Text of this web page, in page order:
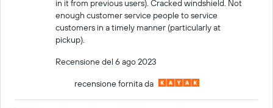
in it from previous users). Cracked windshield. Not
enough customer service people to service
customers in a timely manner (particularly at
pickup).
Recensione del 6 ago 2023
recensione fornita da